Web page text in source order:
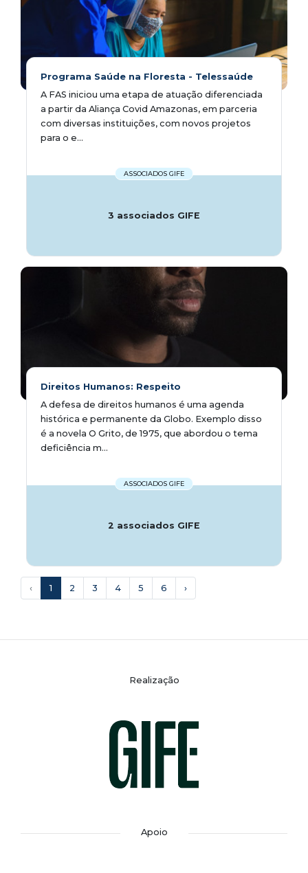
Programa Saúde na Floresta - Telessaúde
A FAS iniciou uma etapa de atuação diferenciada
a partir da Aliança Covid Amazonas, em parceria
com diversas instituições, com novos projetos
para o e...
ASSOCIADOS GIFE
3 associados GIFE
Direitos Humanos: Respeito
A defesa de direitos humanos é uma agenda
histórica e permanente da Globo. Exemplo disso
é a novela O Grito, de 1975, que abordou o tema
deficiência m...
ASSOCIADOS GIFE
2 associados GIFE
‹ 1 2 3 4 5 6 ›
Realização
Apoio